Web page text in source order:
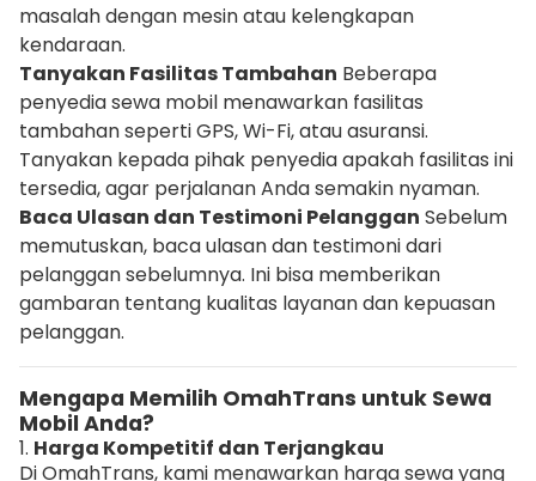
masalah dengan mesin atau kelengkapan
kendaraan.
Tanyakan Fasilitas Tambahan Beberapa
penyedia sewa mobil menawarkan fasilitas
tambahan seperti GPS, Wi-Fi, atau asuransi.
Tanyakan kepada pihak penyedia apakah fasilitas ini
tersedia, agar perjalanan Anda semakin nyaman.
Baca Ulasan dan Testimoni Pelanggan Sebelum
memutuskan, baca ulasan dan testimoni dari
pelanggan sebelumnya. Ini bisa memberikan
gambaran tentang kualitas layanan dan kepuasan
pelanggan.
Mengapa Memilih OmahTrans untuk Sewa
Mobil Anda?
1. Harga Kompetitif dan Terjangkau
Di OmahTrans, kami menawarkan harga sewa yang